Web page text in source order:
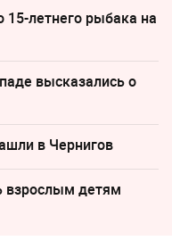
15-летнего рыбака на
высказались о
в Чернигов
взрослым детям